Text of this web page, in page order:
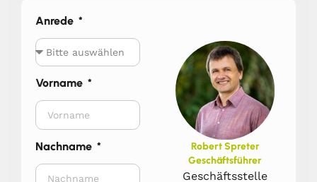
Anrede
Vorname
Nachname
Robert Spreter
Geschäftsführer
Geschäftsstelle